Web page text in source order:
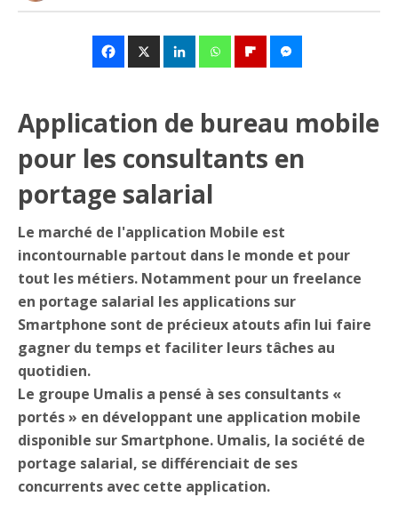
Application de bureau mobile
pour les consultants en
portage salarial
Le marché de l'application Mobile est
incontournable partout dans le monde et pour
tout les métiers. Notamment pour un freelance
en portage salarial les applications sur
Smartphone sont de précieux atouts afin lui faire
gagner du temps et faciliter leurs tâches au
quotidien.
Le groupe Umalis a pensé à ses consultants «
portés » en développant une application mobile
disponible sur Smartphone. Umalis, la société de
portage salarial, se différenciait de ses
concurrents avec cette application.